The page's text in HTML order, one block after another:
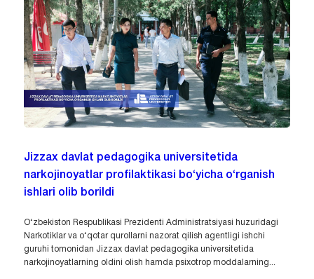
Jizzax davlat pedagogika universitetida
narkojinoyatlar profilaktikasi bo‘yicha o‘rganish
ishlari olib borildi
O‘zbekiston Respublikasi Prezidenti Administratsiyasi huzuridagi
Narkotiklar va o‘qotar qurollarni nazorat qilish agentligi ishchi
guruhi tomonidan Jizzax davlat pedagogika universitetida
narkojinoyatlarning oldini olish hamda psixotrop moddalarning...